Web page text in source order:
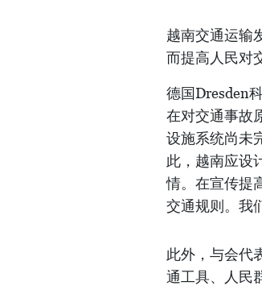
越南交通运输
而提高人民对
德国Dresden
在对交通事故
设施系统尚未
此，越南应设
情。在宣传提
交通规则。我
此外，与会代
通工具、人民